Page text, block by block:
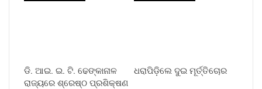
ଡି. ଆଇ. ଇ. ଟି. ଢେଙ୍କାନାଳ
ରାଜ୍ୟରେ ଶ୍ରେଷ୍ଠ ପ୍ରଶିକ୍ଷଣ
ଧରାପିଡ଼ିଲେ ଦୁଇ ମୂର୍ତ୍ତିଚୋର